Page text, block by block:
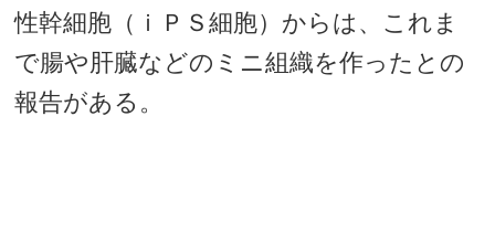
性幹細胞（ｉＰＳ細胞）からは、これま
で腸や肝臓などのミニ組織を作ったとの
報告がある。